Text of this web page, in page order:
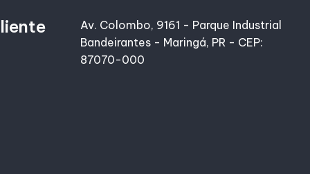
Av. Colombo, 9161 - Parque Industrial
Bandeirantes - Maringá, PR - CEP:
87070-000